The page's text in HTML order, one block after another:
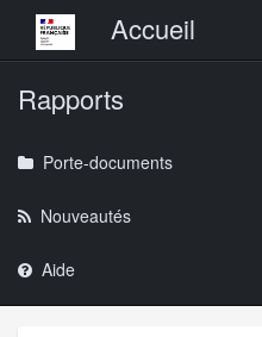
Menu principalAccueil
Rapports
Porte-documents
Nouveautés
Aide